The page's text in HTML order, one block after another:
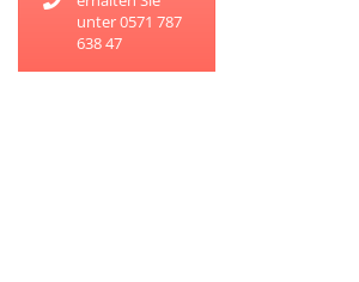
unter 0571 787
638 47